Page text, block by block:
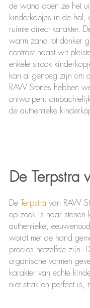
de wand doen ze het
kinderkopjes in de hal,
ruimte direct karakter.
warm zand tot donker
contrast naast wit
enkele strook
kan al genoeg zijn om
RAW Stones hebben
ontworpen:
de authentieke
De Terpstra
De Terpstra van RAW
op zoek is naar stenen
authentieke,
wordt met de hand
precies hetzelfde zijn.
organische vormen
karakter van echte
niet strak en perfect is,